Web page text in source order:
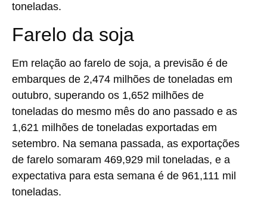
toneladas.
Farelo da soja
Em relação ao farelo de soja, a previsão é de
embarques de 2,474 milhões de toneladas em
outubro, superando os 1,652 milhões de
toneladas do mesmo mês do ano passado e as
1,621 milhões de toneladas exportadas em
setembro. Na semana passada, as exportações
de farelo somaram 469,929 mil toneladas, e a
expectativa para esta semana é de 961,111 mil
toneladas.